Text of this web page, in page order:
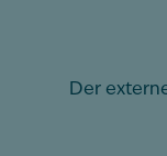
Der